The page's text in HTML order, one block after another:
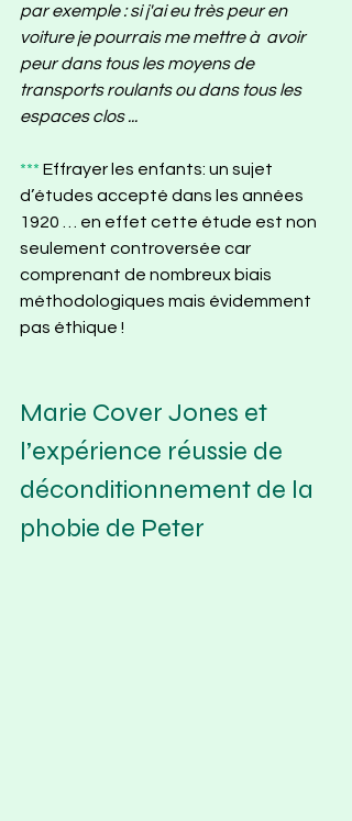
par exemple : si j'ai eu très peur en
voiture je pourrais me mettre à  avoir
peur dans tous les moyens de
transports roulants ou dans tous les
espaces clos ...
*** Effrayer les enfants: un sujet
d’études accepté dans les années
1920 … en effet cette étude est non
seulement controversée car
comprenant de nombreux biais
méthodologiques mais évidemment
pas éthique !
Marie Cover Jones et
l’expérience réussie de
déconditionnement de la
phobie de Peter